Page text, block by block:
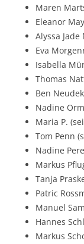
Maren
Eleanor
Alyssa
Eva
Isabella
Thomas
Ben
Nadine
Maria P.
Tom Penn
Nadine
Markus
Tanja
Patric
Manuel
Hannes
Markus